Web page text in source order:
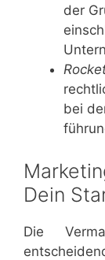
der
bei
Dein
Die